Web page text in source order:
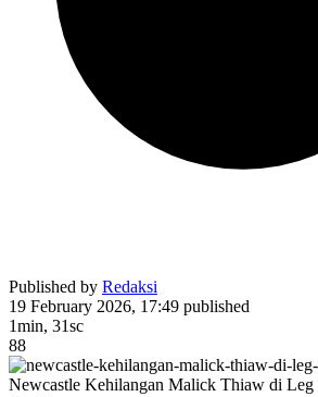
Published by Redaksi
19 February 2026, 17:49 published
1min, 31sc
88
Newcastle Kehilangan Malick Thiaw di Leg